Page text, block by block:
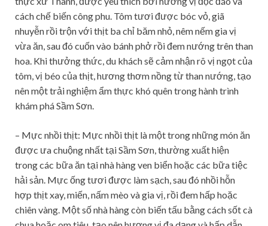
cách chế biến công phu. Tôm tươi được bóc vỏ, giã
nhuyễn rồi trộn với thịt ba chỉ băm nhỏ, nêm nếm gia vị
vừa ăn, sau đó cuốn vào bánh phở rồi đem nướng trên than
hoa. Khi thưởng thức, du khách sẽ cảm nhận rõ vị ngọt của
tôm, vị béo của thịt, hương thơm nồng từ than nướng, tạo
nên một trải nghiệm ẩm thực khó quên trong hành trình
khám phá Sầm Sơn.
– Mực nhồi thịt: Mực nhồi thịt là một trong những món ăn
được ưa chuộng nhất tại Sầm Sơn, thường xuất hiện
trong các bữa ăn tại nhà hàng ven biển hoặc các bữa tiệc
hải sản. Mực ống tươi được làm sạch, sau đó nhồi hỗn
hợp thịt xay, miến, nấm mèo và gia vị, rồi đem hấp hoặc
chiên vàng. Một số nhà hàng còn biến tấu bằng cách sốt cà